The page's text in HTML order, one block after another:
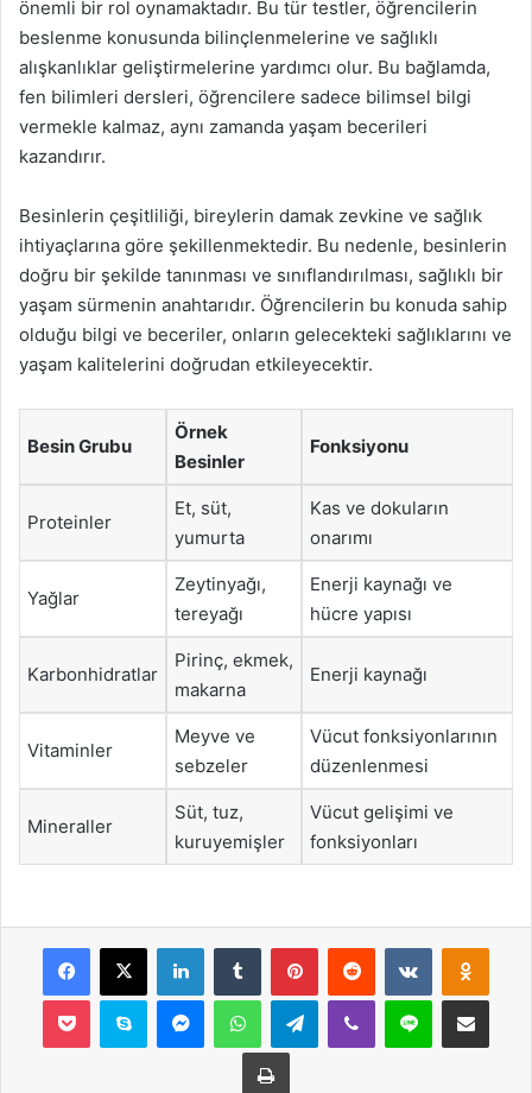
önemli bir rol oynamaktadır. Bu tür testler, öğrencilerin
beslenme konusunda bilinçlenmelerine ve sağlıklı
alışkanlıklar geliştirmelerine yardımcı olur. Bu bağlamda,
fen bilimleri dersleri, öğrencilere sadece bilimsel bilgi
vermekle kalmaz, aynı zamanda yaşam becerileri
kazandırır.
Besinlerin çeşitliliği, bireylerin damak zevkine ve sağlık
ihtiyaçlarına göre şekillenmektedir. Bu nedenle, besinlerin
doğru bir şekilde tanınması ve sınıflandırılması, sağlıklı bir
yaşam sürmenin anahtarıdır. Öğrencilerin bu konuda sahip
olduğu bilgi ve beceriler, onların gelecekteki sağlıklarını ve
yaşam kalitelerini doğrudan etkileyecektir.
Besin Grubu
Örnek
Besinler
Fonksiyonu
Proteinler
Et, süt,
yumurta
Kas ve dokuların
onarımı
Yağlar
Zeytinyağı,
tereyağı
Enerji kaynağı ve
hücre yapısı
Karbonhidratlar
Pirinç, ekmek,
makarna
Enerji kaynağı
Vitaminler
Meyve ve
sebzeler
Vücut fonksiyonlarının
düzenlenmesi
Mineraller
Süt, tuz,
kuruyemişler
Vücut gelişimi ve
fonksiyonları
Facebook
X LinkedInTumblr PinterestReddit VKontakte
Pocket Skype MessengerWhatsAppTelegramViber Line E-Posta ile
Yazdır